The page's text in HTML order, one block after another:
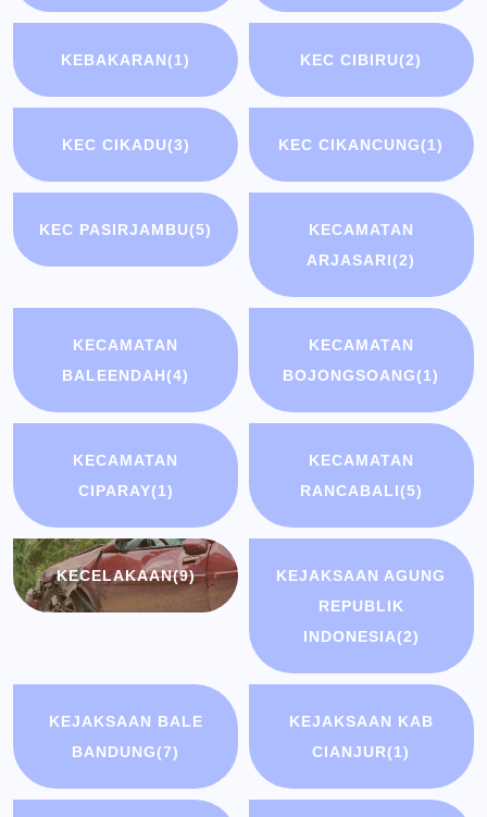
KEBAKARAN(1) KEC CIBIRU(2)
KEC CIKADU(3) KEC CIKANCUNG(1)
KEC PASIRJAMBU(5)
KECAMATAN
ARJASARI(2)
KECAMATAN
BALEENDAH(4)
KECAMATAN
BOJONGSOANG(1)
KECAMATAN
CIPARAY(1)
KECAMATAN
RANCABALI(5)
KECELAKAAN(9)
KEJAKSAAN AGUNG
REPUBLIK
INDONESIA(2)
KEJAKSAAN BALE
BANDUNG(7)
KEJAKSAAN KAB
CIANJUR(1)